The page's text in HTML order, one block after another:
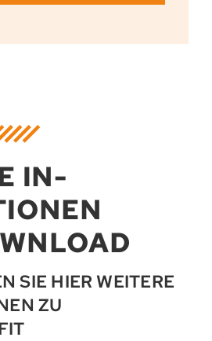
IN­
SIE HIER WEITERE
ZU